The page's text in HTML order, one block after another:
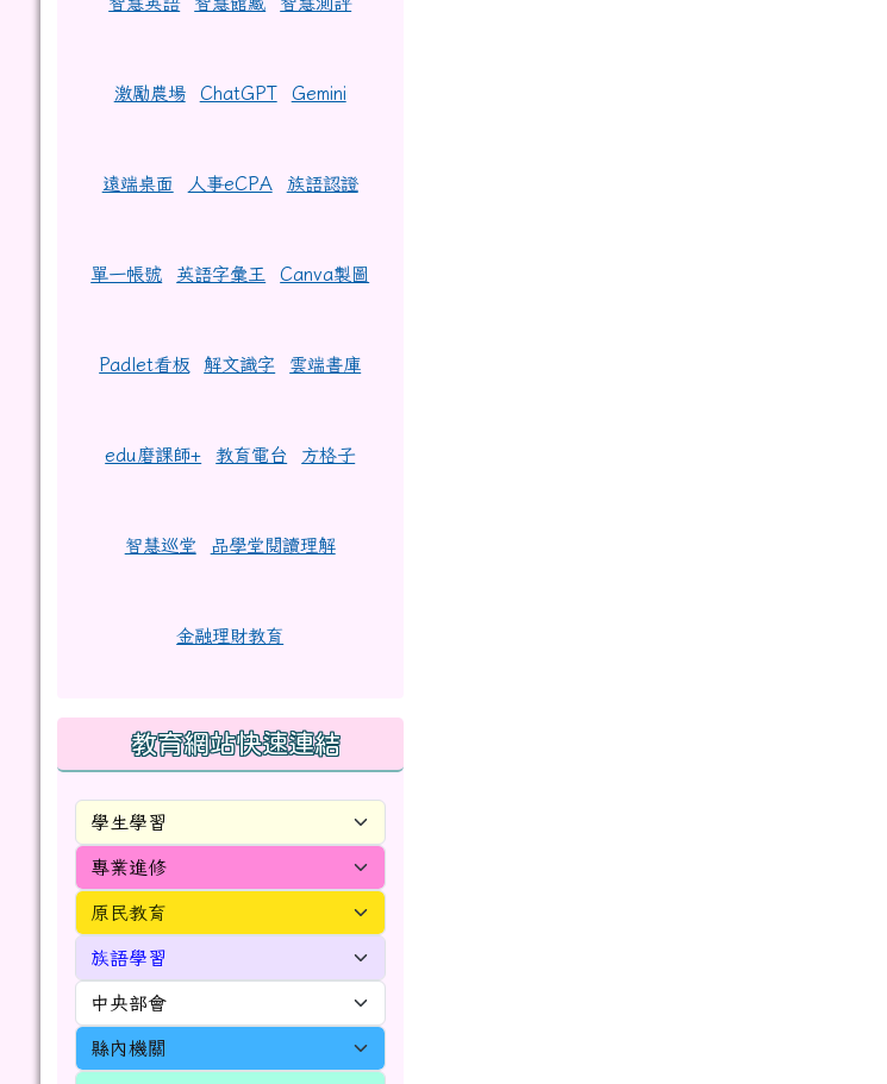
激勵農場 ChatGPT Gemini
遠端桌面 人事eCPA 族語認證
單一帳號 英語字彙王 Canva製圖
Padlet看板 解文識字 雲端書庫
edu磨課師+ 教育電台 方格子
智慧巡堂 品學堂閱讀理解
金融理財教育
教育網站快速連結